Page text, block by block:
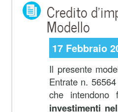
Credito
Modello
17 Febbraio
Il presente
Entrate n.
che intendono
investimenti